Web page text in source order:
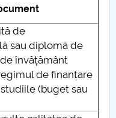
de
sau diplomă de
învățământ
de finanțare
(buget sau